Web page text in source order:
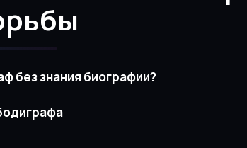
без знания биографии?